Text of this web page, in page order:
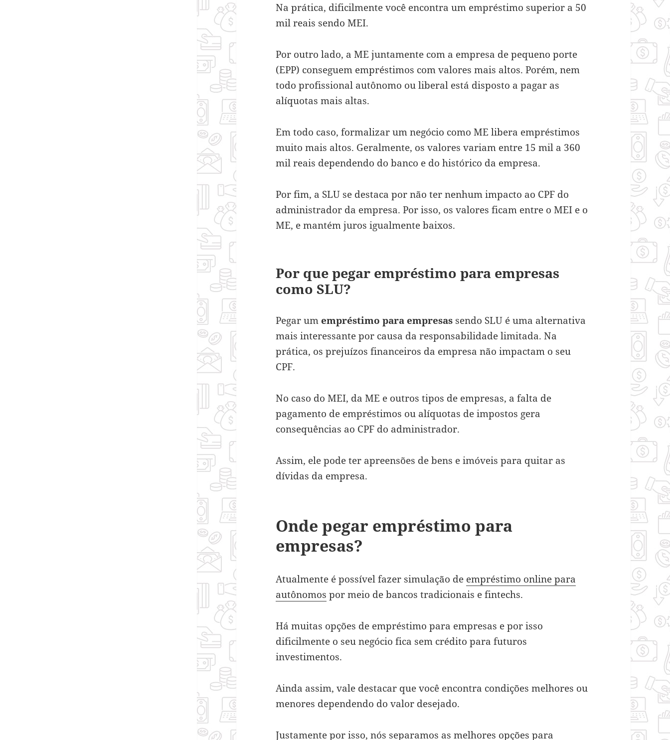
Na prática, dificilmente você encontra um empréstimo superior a 50
mil reais sendo MEI.
Por outro lado, a ME juntamente com a empresa de pequeno porte
(EPP) conseguem empréstimos com valores mais altos. Porém, nem
todo profissional autônomo ou liberal está disposto a pagar as
alíquotas mais altas.
Em todo caso, formalizar um negócio como ME libera empréstimos
muito mais altos. Geralmente, os valores variam entre 15 mil a 360
mil reais dependendo do banco e do histórico da empresa.
Por fim, a SLU se destaca por não ter nenhum impacto ao CPF do
administrador da empresa. Por isso, os valores ficam entre o MEI e o
ME, e mantém juros igualmente baixos.
Por que pegar empréstimo para empresas
como SLU?
Pegar um empréstimo para empresas sendo SLU é uma alternativa
mais interessante por causa da responsabilidade limitada. Na
prática, os prejuízos financeiros da empresa não impactam o seu
CPF.
No caso do MEI, da ME e outros tipos de empresas, a falta de
pagamento de empréstimos ou alíquotas de impostos gera
consequências ao CPF do administrador.
Assim, ele pode ter apreensões de bens e imóveis para quitar as
dívidas da empresa.
Onde pegar empréstimo para
empresas?
Atualmente é possível fazer simulação de empréstimo online para
autônomos por meio de bancos tradicionais e fintechs.
Há muitas opções de empréstimo para empresas e por isso
dificilmente o seu negócio fica sem crédito para futuros
investimentos.
Ainda assim, vale destacar que você encontra condições melhores ou
menores dependendo do valor desejado.
Justamente por isso, nós separamos as melhores opções para